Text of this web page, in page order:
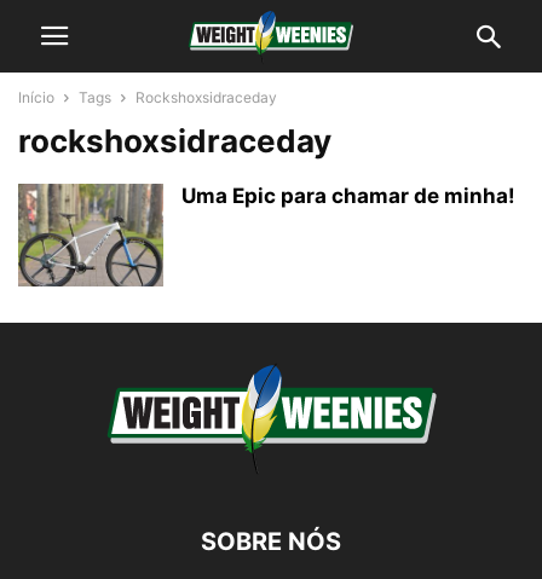
Início Tags Rockshoxsidraceday
rockshoxsidraceday
Uma Epic para chamar de minha!
SOBRE NÓS